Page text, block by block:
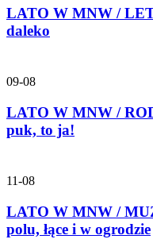
LATO W MNW /
daleko
09-08
LATO W MNW /
puk, to ja!
11-08
LATO W MNW /
polu, łące i w ogrodzie